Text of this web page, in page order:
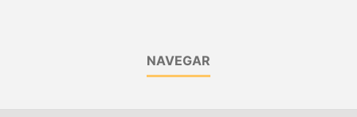
NAVEGAR